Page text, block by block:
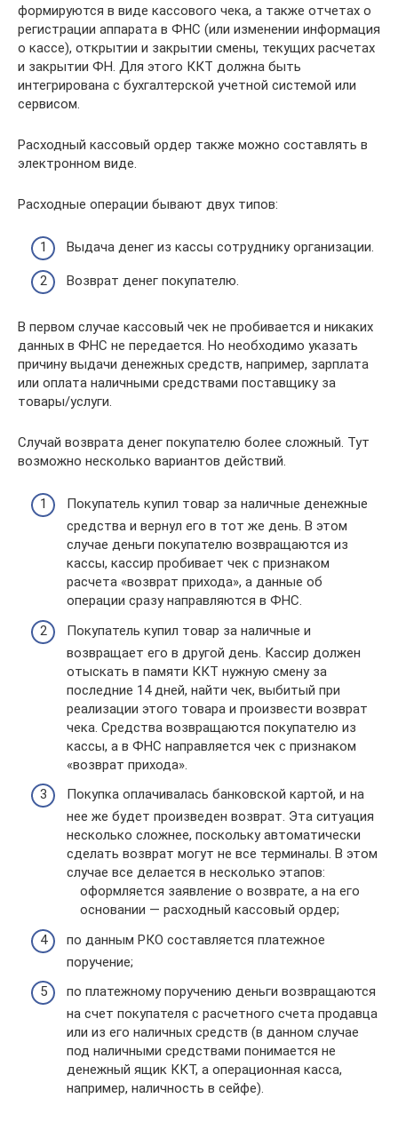
формируются в виде кассового чека, а также отчетах о
регистрации аппарата в ФНС (или изменении информация
о кассе), открытии и закрытии смены, текущих расчетах
и закрытии ФН. Для этого ККТ должна быть
интегрирована с бухгалтерской учетной системой или
сервисом.
Расходный кассовый ордер также можно составлять в
электронном виде.
Расходные операции бывают двух типов:
Выдача денег из кассы сотруднику организации.
Возврат денег покупателю.
В первом случае кассовый чек не пробивается и никаких
данных в ФНС не передается. Но необходимо указать
причину выдачи денежных средств, например, зарплата
или оплата наличными средствами поставщику за
товары/услуги.
Случай возврата денег покупателю более сложный. Тут
возможно несколько вариантов действий.
Покупатель купил товар за наличные денежные
средства и вернул его в тот же день. В этом
случае деньги покупателю возвращаются из
кассы, кассир пробивает чек с признаком
расчета «возврат прихода», а данные об
операции сразу направляются в ФНС.
Покупатель купил товар за наличные и
возвращает его в другой день. Кассир должен
отыскать в памяти ККТ нужную смену за
последние 14 дней, найти чек, выбитый при
реализации этого товара и произвести возврат
чека. Средства возвращаются покупателю из
кассы, а в ФНС направляется чек с признаком
«возврат прихода».
Покупка оплачивалась банковской картой, и на
нее же будет произведен возврат. Эта ситуация
несколько сложнее, поскольку автоматически
сделать возврат могут не все терминалы. В этом
случае все делается в несколько этапов:
оформляется заявление о возврате, а на его
основании — расходный кассовый ордер;
по данным РКО составляется платежное
поручение;
по платежному поручению деньги возвращаются
на счет покупателя с расчетного счета продавца
или из его наличных средств (в данном случае
под наличными средствами понимается не
денежный ящик ККТ, а операционная касса,
например, наличность в сейфе).